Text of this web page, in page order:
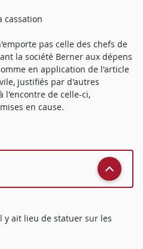
cassation
pas celle des chefs de
la société Berner aux dépens
en application de l'article
justifiés par d'autres
l'encontre de celle-ci,
en cause.
y ait lieu de statuer sur les